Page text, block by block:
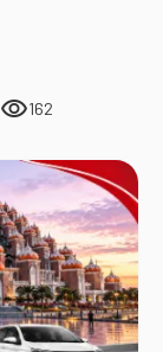
visibility162